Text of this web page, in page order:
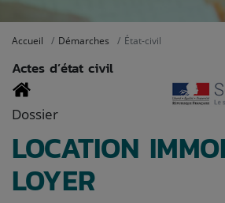
Accueil Démarches État-civil
Actes d’état civil
Dossier
LOCATION
LOYER